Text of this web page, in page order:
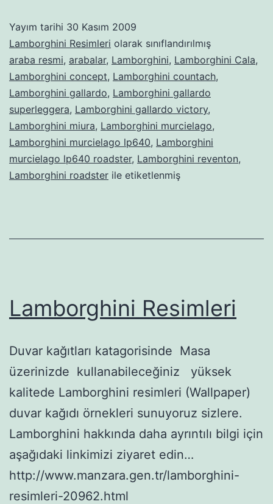
Yayım tarihi 30 Kasım 2009
Lamborghini Resimleri olarak sınıflandırılmış
araba resmi, arabalar, Lamborghini, Lamborghini Cala,
Lamborghini concept, Lamborghini countach,
Lamborghini gallardo, Lamborghini gallardo
superleggera, Lamborghini gallardo victory,
Lamborghini miura, Lamborghini murcielago,
Lamborghini murcielago lp640, Lamborghini
murcielago lp640 roadster, Lamborghini reventon,
Lamborghini roadster ile etiketlenmiş
Lamborghini Resimleri
Duvar kağıtları katagorisinde Masa
üzerinizde kullanabileceğiniz yüksek
kalitede Lamborghini resimleri (Wallpaper)
duvar kağıdı örnekleri sunuyoruz sizlere.
Lamborghini hakkında daha ayrıntılı bilgi için
aşağıdaki linkimizi ziyaret edin…
http://www.manzara.gen.tr/lamborghini-
resimleri-20962.html